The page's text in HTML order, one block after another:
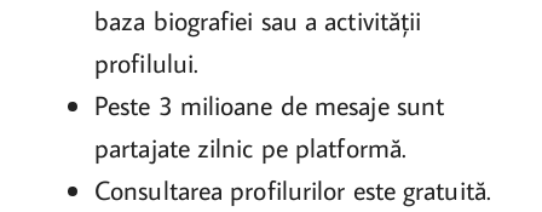
baza biografiei sau a activității
profilului.
Peste 3 milioane de mesaje sunt
partajate zilnic pe platformă.
Consultarea profilurilor este gratuită.